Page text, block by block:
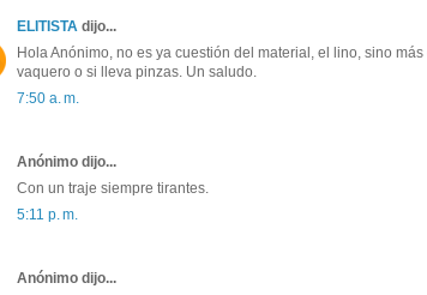
ELITISTA dijo...
Hola Anónimo, no es ya cuestión del material, el lino, sino
vaquero o si lleva pinzas. Un saludo.
7:50 a. m.
Anónimo dijo...
Con un traje siempre tirantes.
5:11 p. m.
Anónimo dijo...